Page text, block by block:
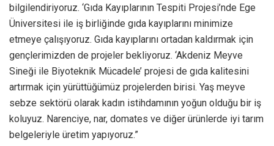
bilgilendiriyoruz. ‘Gıda Kayıplarının Tespiti Projesi’nde Ege
Üniversitesi ile iş birliğinde gıda kayıplarını minimize
etmeye çalışıyoruz. Gıda kayıplarını ortadan kaldırmak için
gençlerimizden de projeler bekliyoruz. ‘Akdeniz Meyve
Sineği ile Biyoteknik Mücadele’ projesi de gıda kalitesini
artırmak için yürüttüğümüz projelerden birisi. Yaş meyve
sebze sektörü olarak kadın istihdamının yoğun olduğu bir iş
koluyuz. Narenciye, nar, domates ve diğer ürünlerde iyi tarım
belgeleriyle üretim yapıyoruz.”